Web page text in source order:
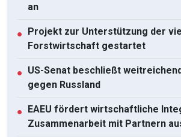
an
● Projekt zur Unterstützung der
Forstwirtschaft gestartet
● US-Senat beschließt
gegen Russland
● EAEU fördert wirtschaftliche
Zusammenarbeit mit Partnern